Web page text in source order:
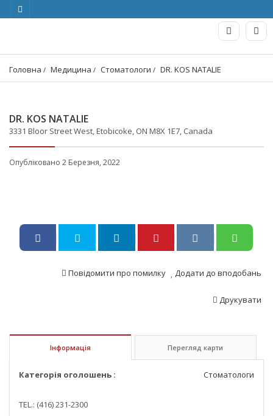
Головна Медицина Стоматологи DR. KOS NATALIE
DR. KOS NATALIE
3331 Bloor Street West, Etobicoke, ON M8X 1E7, Canada
Опубліковано 2 Березня, 2022
Додати до вподобань
Повідомити про помилку
Друкувати
Інформація Перегляд карти
Категорія оголошень : Стоматологи
TEL.: (416) 231-2300